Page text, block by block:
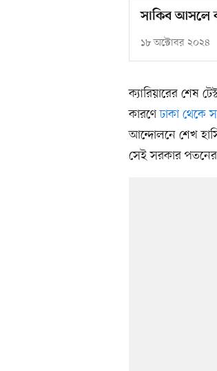
সাকিব আসলে
১৮ অক্টোবর ২০২৪
ক্যারিয়ারের শেষ
কারণেঢাকা থেকে
আন্দোলনে শেখ
সেই সরকার পতনের